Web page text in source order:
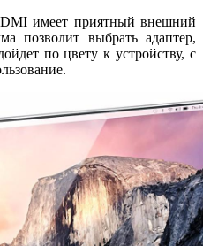
имеет приятный внешний
позволит выбрать адаптер,
по цвету к устройству, с